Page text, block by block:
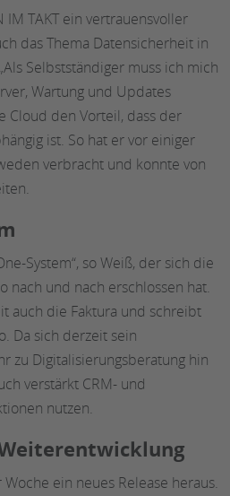
IM TAKT ein vertrauensvoller
das Thema Datensicherheit in
Selbstständiger muss ich mich
Wartung und Updates
Cloud den Vorteil, dass der
ist. So hat er vor einiger
verbracht und konnte von
System“, so Weiß, der sich die
nach und nach erschlossen hat.
auch die Faktura und schreibt
Da sich derzeit sein
zu Digitalisierungsberatung hin
verstärkt CRM- und
nutzen.
ein neues Release heraus.